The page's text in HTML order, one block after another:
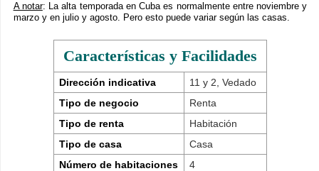
A notar: La alta temporada en Cuba es normalmente entre noviembre y
marzo y en julio y agosto. Pero esto puede variar según las casas.
Características y Facilidades
Dirección indicativa
11 y 2, Vedado
Tipo de negocio
Renta
Tipo de renta
Habitación
Tipo de casa
Casa
Número de habitaciones
4